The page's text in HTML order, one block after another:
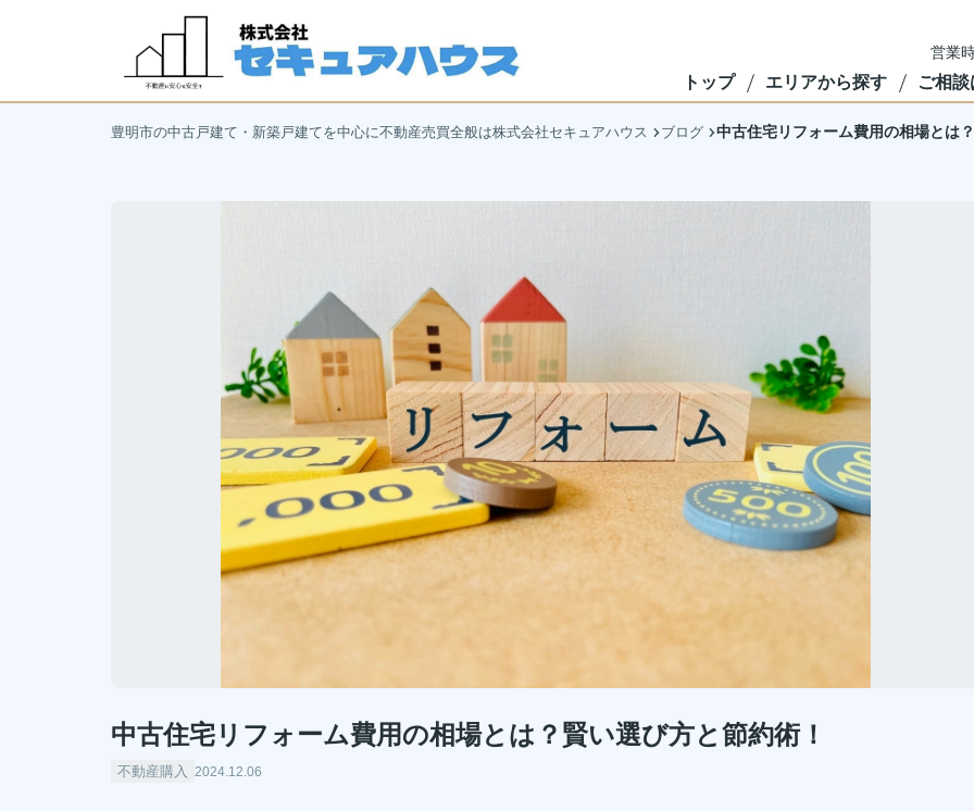
営業
トップ エリアから探す ご相
豊明市の中古戸建て・新築戸建てを中心に不動産売買全般は株式会社セキュアハウス ブログ 中古住宅リフォーム費用の相場とは
中古住宅リフォーム費用の相場とは？賢い選び方と節約術！
不動産購入 2024.12.06